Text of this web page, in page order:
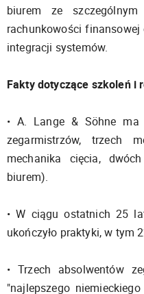
biurem ze
rachunkowości
integracji systemów.
Fakty dotyczące szkoleń i
• A. Lange & Söhne ma
zegarmistrzów, trzech
mechanika cięcia,
biurem).
• W ciągu ostatnich 25
ukończyło praktyki, w tym
• Trzech absolwentów
"najlepszego